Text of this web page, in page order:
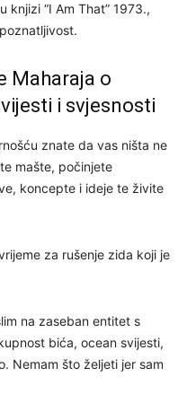
knjizi “I Am That” 1973.,
Maharaja o
i svjesnosti
znate da vas ništa ne
mašte, počinjete
koncepte i ideje te živite
za rušenje zida koji je
na zaseban entitet s
bića, ocean svijesti,
Nemam što željeti jer sam